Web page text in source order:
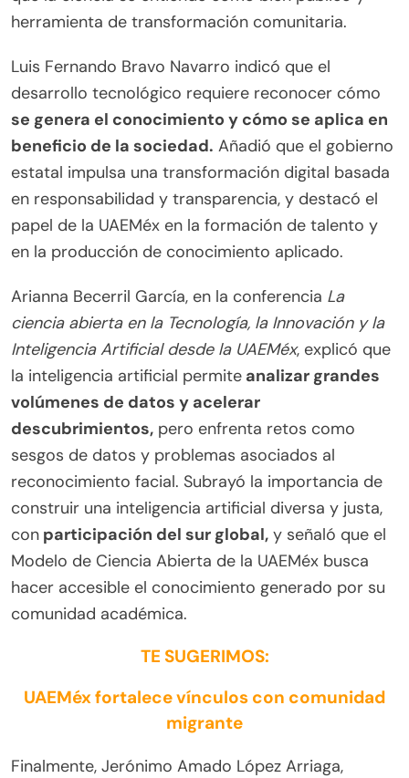
herramienta de transformación comunitaria.
Luis Fernando Bravo Navarro indicó que el
desarrollo tecnológico requiere reconocer cómo
se genera el conocimiento y cómo se aplica en
beneficio de la sociedad. Añadió que el gobierno
estatal impulsa una transformación digital basada
en responsabilidad y transparencia, y destacó el
papel de la UAEMéx en la formación de talento y
en la producción de conocimiento aplicado.
Arianna Becerril García, en la conferencia La
ciencia abierta en la Tecnología, la Innovación y la
Inteligencia Artificial desde la UAEMéx, explicó que
la inteligencia artificial permite analizar grandes
volúmenes de datos y acelerar
descubrimientos, pero enfrenta retos como
sesgos de datos y problemas asociados al
reconocimiento facial. Subrayó la importancia de
construir una inteligencia artificial diversa y justa,
con participación del sur global, y señaló que el
Modelo de Ciencia Abierta de la UAEMéx busca
hacer accesible el conocimiento generado por su
comunidad académica.
TE SUGERIMOS:
UAEMéx fortalece vínculos con comunidad
migrante
Finalmente, Jerónimo Amado López Arriaga,